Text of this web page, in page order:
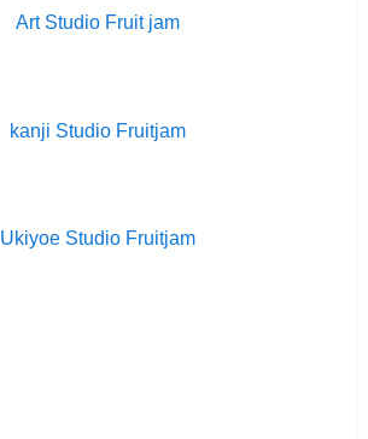
Art Studio Fruit jam
kanji Studio Fruitjam
Ukiyoe Studio Fruitjam